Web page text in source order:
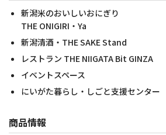
新潟米のおいしいおにぎり
THE ONIGIRI・Ya
新潟清酒・THE SAKE Stand
レストラン THE NIIGATA Bit GINZA
イベントスペース
にいがた暮らし・しごと支援センター
商品情報